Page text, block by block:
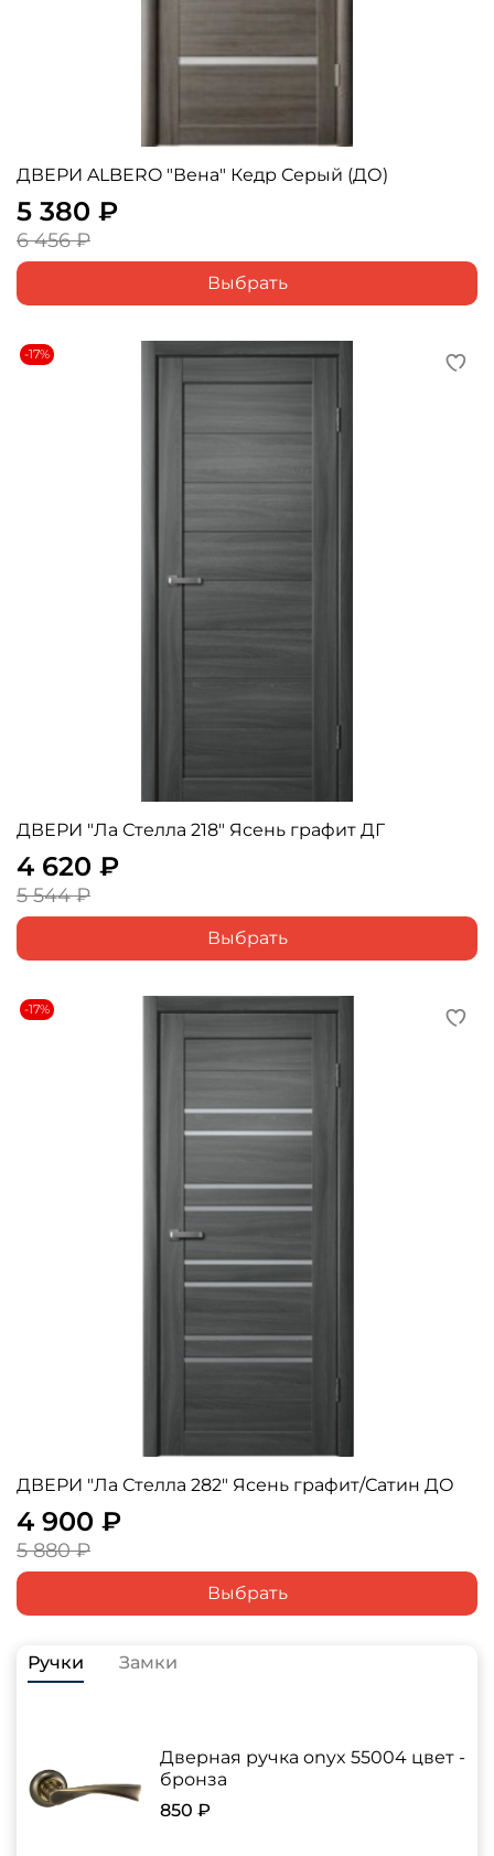
ДВЕРИ ALBERO "Вена" Кедр Серый (ДО)
5 380 ₽
6 456 ₽
Выбрать
-17%
ДВЕРИ "Ла Стелла 218" Ясень графит ДГ
4 620 ₽
5 544 ₽
Выбрать
-17%
ДВЕРИ "Ла Стелла 282" Ясень графит/Сатин ДО
4 900 ₽
5 880 ₽
Выбрать
Ручки Замки
Дверная ручка onyx 55004 цвет -
бронза
850 ₽